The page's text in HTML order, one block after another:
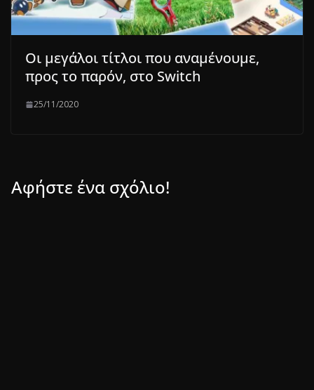
Οι μεγάλοι τίτλοι που αναμένουμε,
προς το παρόν, στο Switch
25/11/2020
Αφήστε ένα σχόλιο!